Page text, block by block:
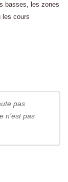
basses, les zones
les cours
pas
n’est pas